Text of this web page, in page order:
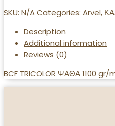
SKU: N/ACategories: Arvel,
Description
Additional information
Reviews (0)
BCF TRICOLOR ΨΑΘΑ 1100